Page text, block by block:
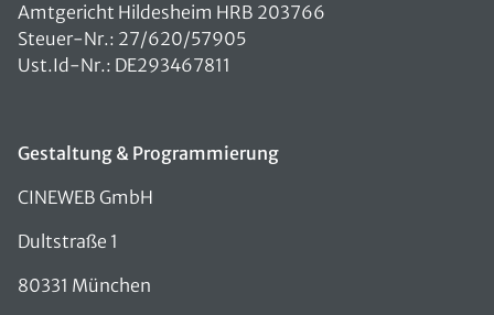
Amtgericht Hildesheim HRB 203766
Steuer-Nr.: 27/620/57905
Ust.Id-Nr.: DE293467811
Gestaltung & Programmierung
CINEWEB GmbH
Dultstraße 1
80331 München